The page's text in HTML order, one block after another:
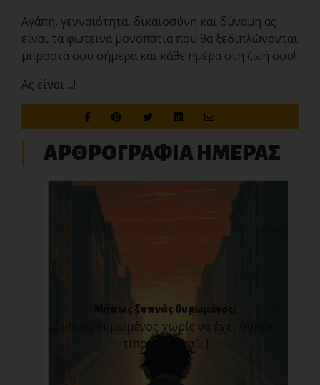
Αγάπη, γενναιότητα, δικαιοσύνη και δύναμη ας
είναι τα φωτεινά μονοπάτια που θα ξεδιπλώνονται
μπροστά σου σήμερα και κάθε ημέρα στη ζωή σου!
Ας είναι ...!
ΑΡΘΡΟΓΡΑΦΙΑ ΗΜΕΡΑΣ
Μήπως ξυπνάς θυμωμένος;
Ξυπνάς θυμωμένος χωρίς να έχει συμβεί
τίποτα; Πρόσ[...]